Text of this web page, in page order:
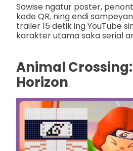
Sawise ngatur poster,
kode QR, ning endi
trailer 15 detik ing YouTube
karakter utama saka serial
Animal
Horizon